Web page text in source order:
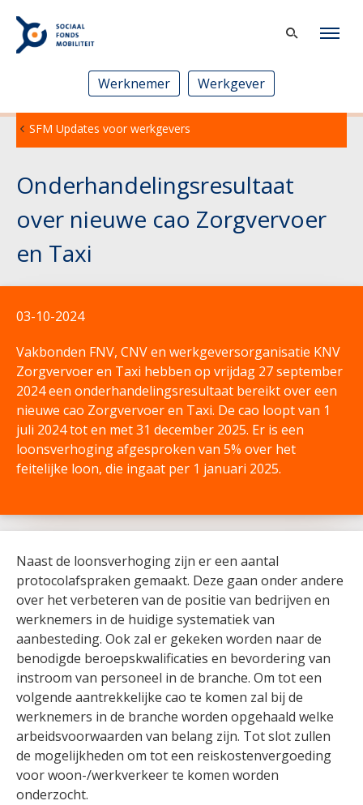
Werknemer Werkgever
SFM Updates voor werkgevers
Onderhandelingsresultaat
over nieuwe cao Zorgvervoer
en Taxi
03-10-2024
Vakbonden FNV, CNV en werkgeversorganisatie KNV
Zorgvervoer en Taxi hebben op vrijdag 27 september
2024 een onderhandelingsresultaat bereikt over een
nieuwe cao Zorgvervoer en Taxi. De cao loopt van 1
juli 2024 tot en met 31 december 2025. Er is een
loonsverhoging afgesproken van 5% over het
feitelijke loon, die ingaat per 1 januari 2025.
Naast de loonsverhoging zijn er een aantal
protocolafspraken gemaakt. Deze gaan onder andere
over het verbeteren van de positie van bedrijven en
werknemers in de huidige systematiek van
aanbesteding. Ook zal er gekeken worden naar de
benodigde beroepskwalificaties en bevordering van
instroom van personeel in de branche. Om tot een
volgende aantrekkelijke cao te komen zal bij de
werknemers in de branche worden opgehaald welke
arbeidsvoorwaarden van belang zijn. Tot slot zullen
de mogelijkheden om tot een reiskostenvergoeding
voor woon-/werkverkeer te komen worden
onderzocht.